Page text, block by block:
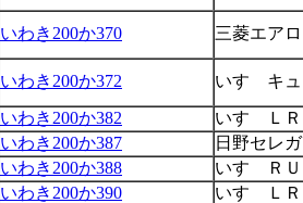
いわき200か370 三菱エア
いわき200か372
いすゞキ
いわき200か382
いすゞＬＲ
いわき200か387
日野セレガ
いわき200か388
いすゞＲＵ
いわき200か390
いすゞＬＲ